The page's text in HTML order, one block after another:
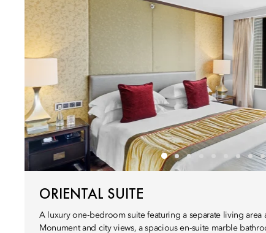
ORIENTAL SUITE
A luxury one-bedroom suite featuring a separate living
Monument and city views, a spacious en-suite marble